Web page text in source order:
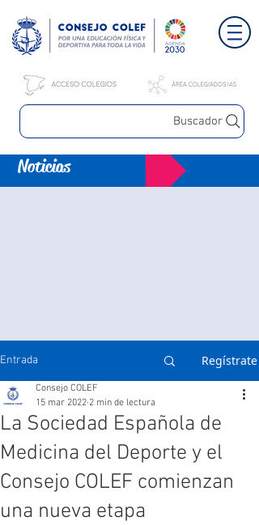
Buscador
Noticias
Entrada Regístrate
La Sociedad Española de
Medicina del Deporte y el
Consejo COLEF comienzan
una nueva etapa
Consejo COLEF
15 mar 2022 2 min de lectura